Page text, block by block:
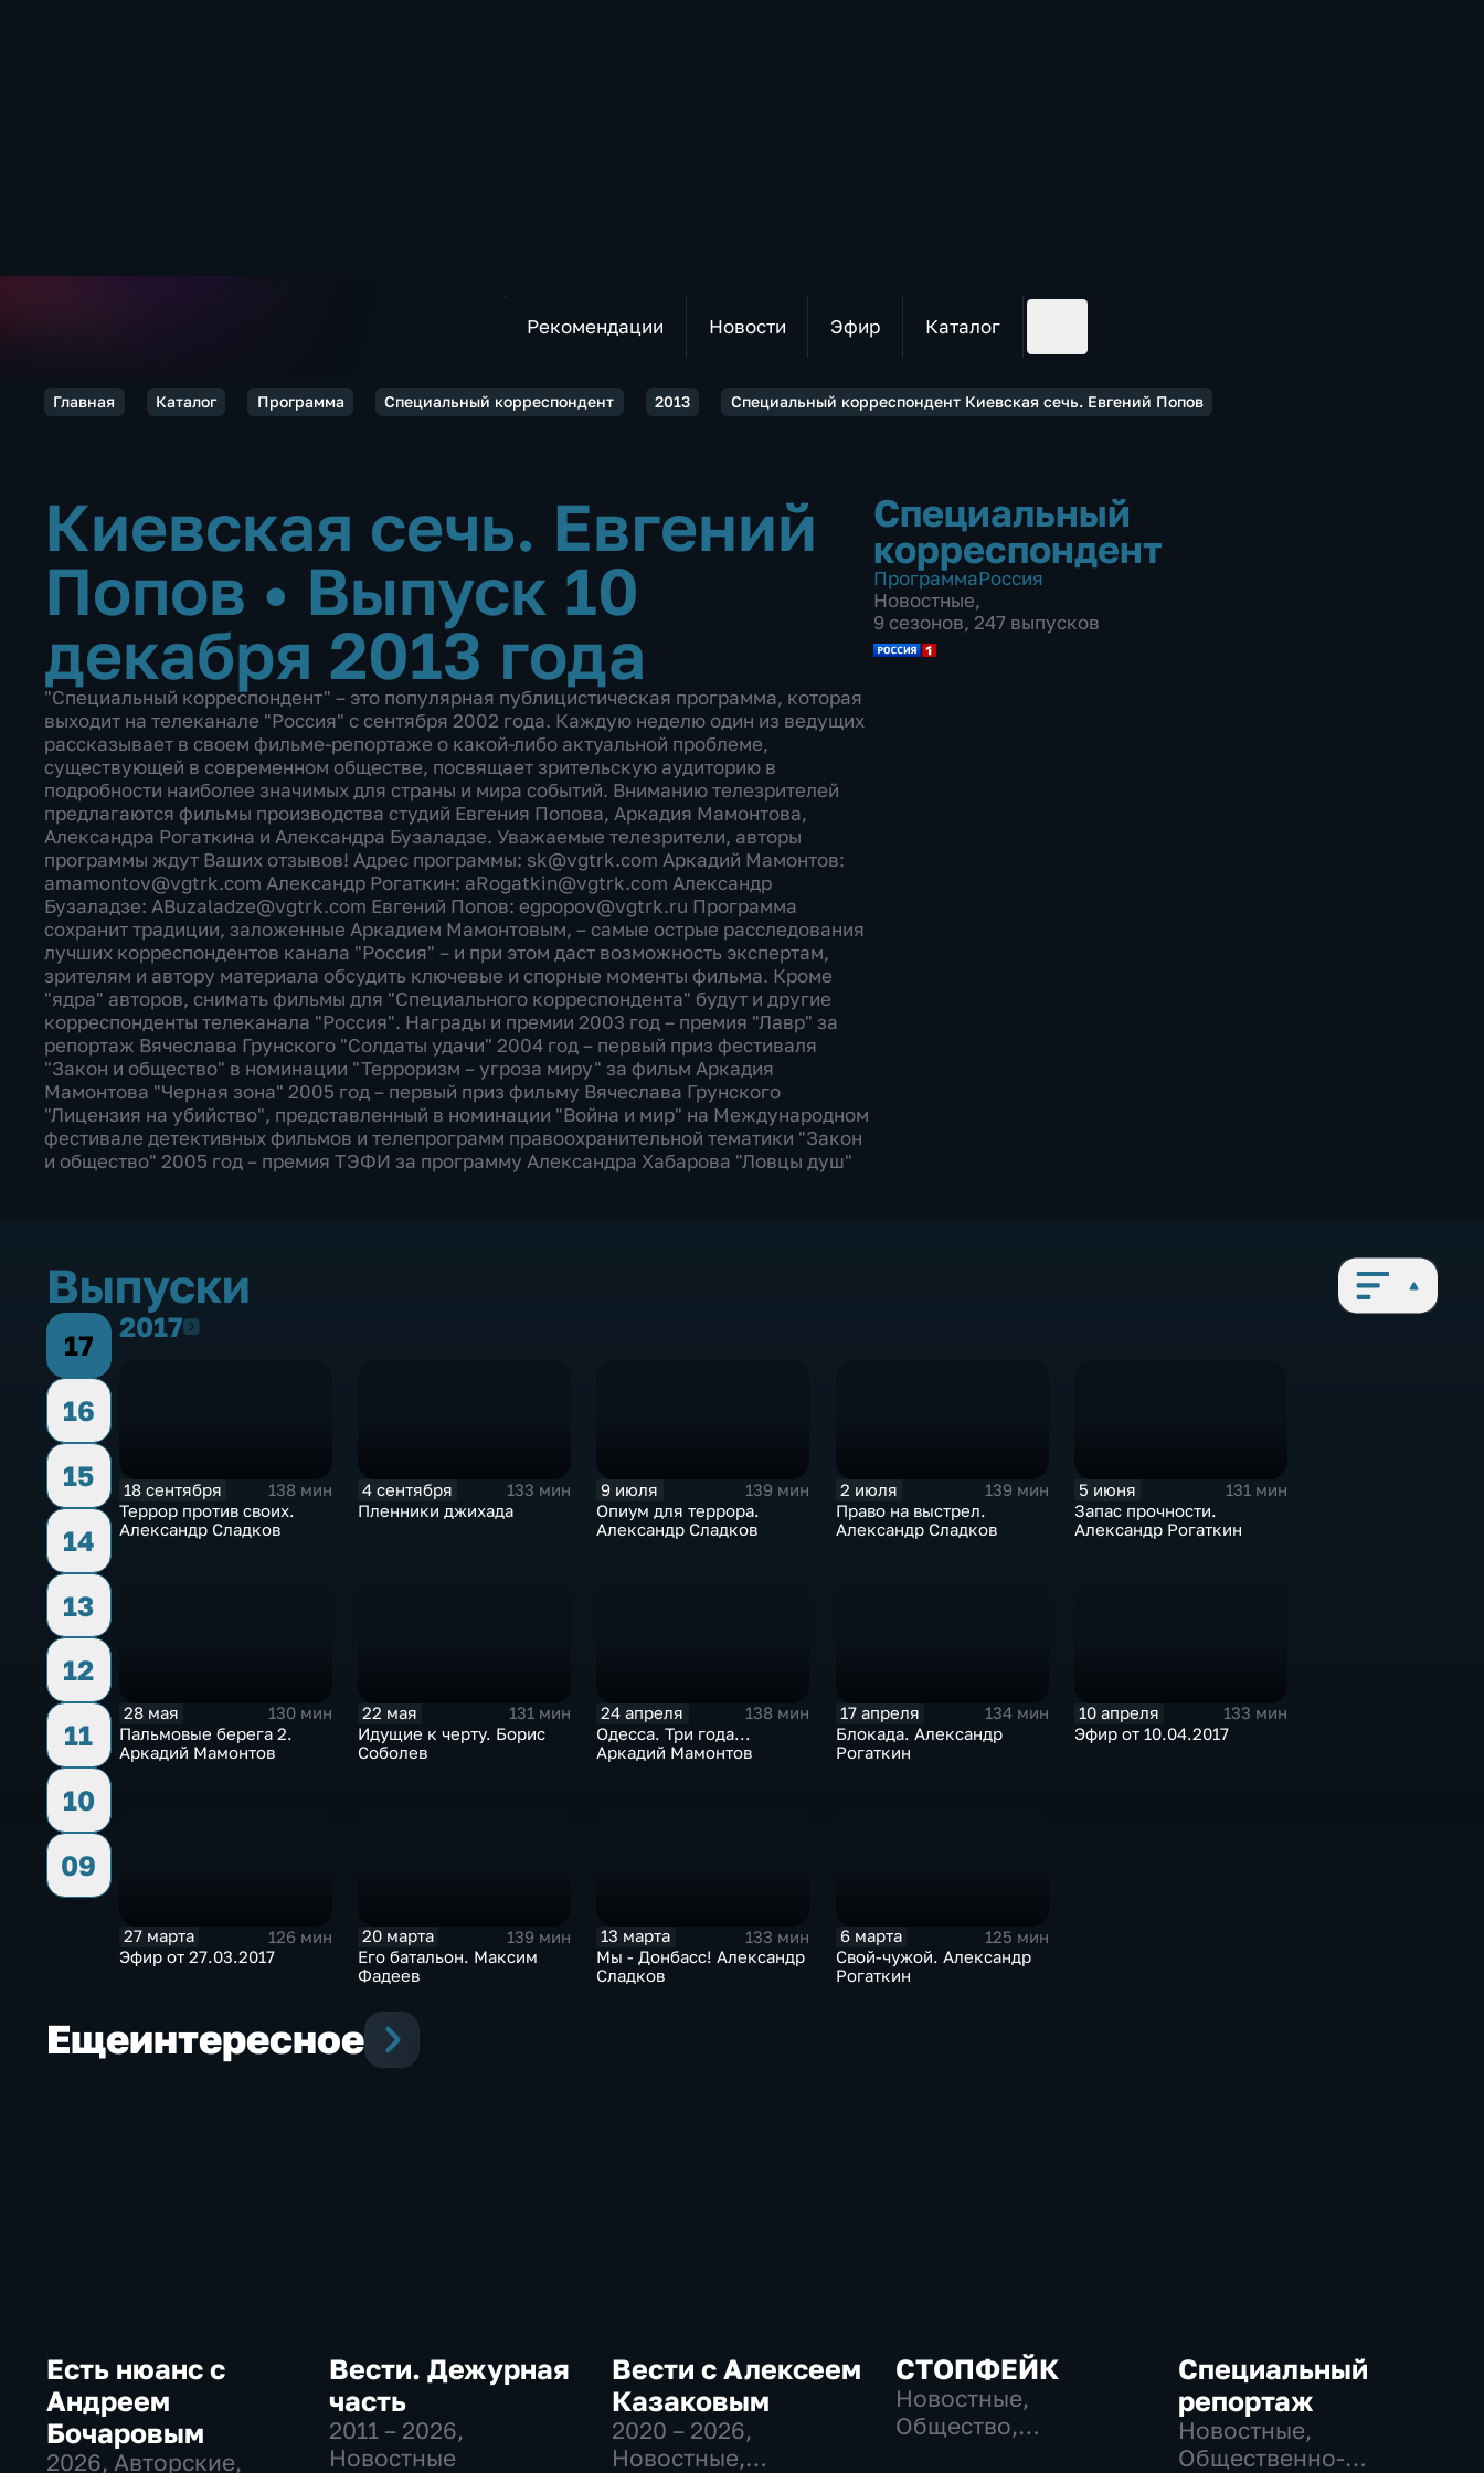
Рекомендации Новости Эфир Каталог
Главная Каталог Программа Специальный корреспондент 2013 Специальный корреспондент Киевская сечь. Евгений Попов
Киевская сечь. Евгений
Попов • Выпуск 10
декабря 2013 года
"Специальный корреспондент" – это популярная публицистическая программа, которая
выходит на телеканале "Россия" с сентября 2002 года. Каждую неделю один из ведущих
рассказывает в своем фильме-репортаже о какой-либо актуальной проблеме,
существующей в современном обществе, посвящает зрительскую аудиторию в
подробности наиболее значимых для страны и мира событий. Вниманию телезрителей
предлагаются фильмы производства студий Евгения Попова, Аркадия Мамонтова,
Александра Рогаткина и Александра Бузаладзе. Уважаемые телезрители, авторы
программы ждут Ваших отзывов! Адрес программы: sk@vgtrk.com Аркадий Мамонтов:
amamontov@vgtrk.com Александр Рогаткин: aRogatkin@vgtrk.com Александр
Бузаладзе: ABuzaladze@vgtrk.com Евгений Попов: egpopov@vgtrk.ru Программа
сохранит традиции, заложенные Аркадием Мамонтовым, – самые острые расследования
лучших корреспондентов канала "Россия" – и при этом даст возможность экспертам,
зрителям и автору материала обсудить ключевые и спорные моменты фильма. Кроме
"ядра" авторов, снимать фильмы для "Специального корреспондента" будут и другие
корреспонденты телеканала "Россия". Награды и премии 2003 год – премия "Лавр" за
репортаж Вячеслава Грунского "Солдаты удачи" 2004 год – первый приз фестиваля
"Закон и общество" в номинации "Терроризм – угроза миру" за фильм Аркадия
Мамонтова "Черная зона" 2005 год – первый приз фильму Вячеслава Грунского
"Лицензия на убийство", представленный в номинации "Война и мир" на Международном
фестивале детективных фильмов и телепрограмм правоохранительной тематики "Закон
и общество" 2005 год – премия ТЭФИ за программу Александра Хабарова "Ловцы душ"
Специальный
корреспондент
ПрограммаРоссия
Новостные,
9 сезонов, 247 выпусков
Выпуски
17
16
15
14
13
12
11
10
09
20172017
18 сентября
138 мин
Террор против своих.
Александр Сладков
4 сентября
133 мин
Пленники джихада
9 июля
139 мин
Опиум для террора.
Александр Сладков
2 июля
139 мин
Право на выстрел.
Александр Сладков
5 июня
131 мин
Запас прочности.
Александр Рогаткин
28 мая
130 мин
Пальмовые берега 2.
Аркадий Мамонтов
22 мая
131 мин
Идущие к черту. Борис
Соболев
24 апреля
138 мин
Одесса. Три года...
Аркадий Мамонтов
17 апреля
134 мин
Блокада. Александр
Рогаткин
10 апреля
133 мин
Эфир от 10.04.2017
27 марта
126 мин
Эфир от 27.03.2017
20 марта
139 мин
Его батальон. Максим
Фадеев
13 марта
133 мин
Мы - Донбасс! Александр
Сладков
6 марта
125 мин
Свой-чужой. Александр
Рогаткин
Ещеинтересное
Есть нюанс с
Андреем
Бочаровым
2026, Авторские,
Вести. Дежурная
часть
2011 – 2026,
Новостные
Вести с Алексеем
Казаковым
2020 – 2026,
Новостные,
СТОПФЕЙК
Новостные,
Общество,
Специальный
репортаж
Новостные,
Общественно-